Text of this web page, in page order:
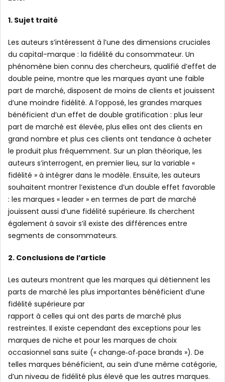
1. Sujet traité
Les auteurs s’intéressent à l’une des dimensions cruciales
du capital-marque : la fidélité du consommateur. Un
phénomène bien connu des chercheurs, qualifié d’effet de
double peine, montre que les marques ayant une faible
part de marché, disposent de moins de clients et jouissent
d’une moindre fidélité. A l’opposé, les grandes marques
bénéficient d’un effet de double gratification : plus leur
part de marché est élevée, plus elles ont des clients en
grand nombre et plus ces clients ont tendance à acheter
le produit plus fréquemment. Sur un plan théorique, les
auteurs s’interrogent, en premier lieu, sur la variable «
fidélité » à intégrer dans le modèle. Ensuite, les auteurs
souhaitent montrer l’existence d’un double effet favorable
: les marques « leader » en termes de part de marché
jouissent aussi d’une fidélité supérieure. Ils cherchent
également à savoir s’il existe des différences entre
segments de consommateurs.
2. Conclusions de l’article
Les auteurs montrent que les marques qui détiennent les
parts de marché les plus importantes bénéficient d’une
fidélité supérieure par
rapport à celles qui ont des parts de marché plus
restreintes. Il existe cependant des exceptions pour les
marques de niche et pour les marques de choix
occasionnel sans suite (« change‐of‐pace brands »). De
telles marques bénéficient, au sein d’une même catégorie,
d’un niveau de fidélité plus élevé que les autres marques.